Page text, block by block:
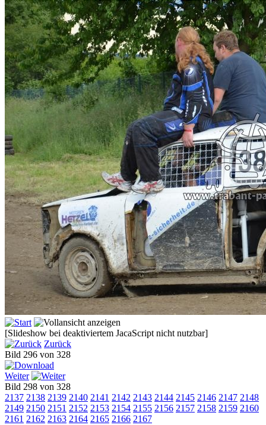
[Slideshow bei deaktiviertem JacaScript nicht nutzbar]
Zurück
Bild 296 von 328
Weiter
Bild 298 von 328
2137 2138 2139 2140 2141 2142 2143 2144 2145 2146 2147 2148
2149 2150 2151 2152 2153 2154 2155 2156 2157 2158 2159 2160
2161 2162 2163 2164 2165 2166 2167